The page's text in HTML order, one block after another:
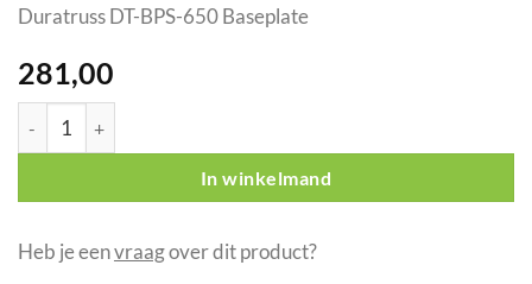
Duratruss DT-BPS-650 Baseplate
281,00
Duratruss DT-BPS-650 Baseplate aantal
In winkelmand
Heb je eenvraagover dit product?